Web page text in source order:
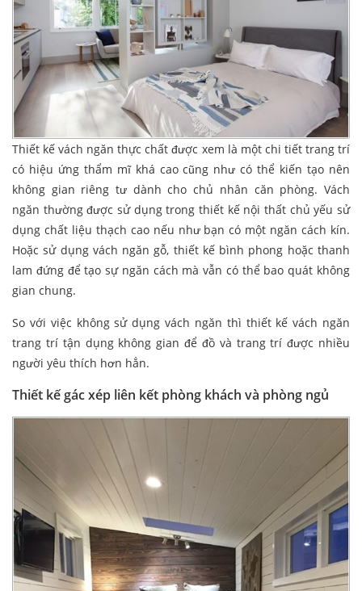
Thiết kế vách ngăn thực chất được xem là một chi tiết trang trí
có hiệu ứng thẩm mĩ khá cao cũng như có thể kiến tạo nên
không gian riêng tư dành cho chủ nhân căn phòng. Vách
ngăn thường được sử dụng trong thiết kế nội thất chủ yếu sử
dụng chất liệu thạch cao nếu như bạn có một ngăn cách kín.
Hoặc sử dụng vách ngăn gỗ, thiết kế bình phong hoặc thanh
lam đứng để tạo sự ngăn cách mà vẫn có thể bao quát không
gian chung.
So với việc không sử dụng vách ngăn thì thiết kế vách ngăn
trang trí tận dụng không gian để đồ và trang trí được nhiều
người yêu thích hơn hẳn.
Thiết kế gác xép liên kết phòng khách và phòng ngủ